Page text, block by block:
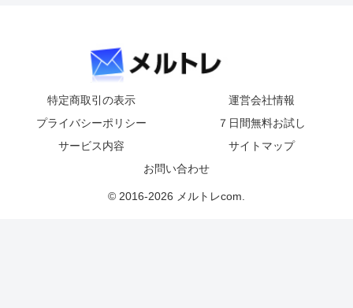
特定商取引の表示
運営会社情報
プライバシーポリシー
７日間無料お試し
サービス内容
サイトマップ
お問い合わせ
© 2016-2026 メルトレcom.